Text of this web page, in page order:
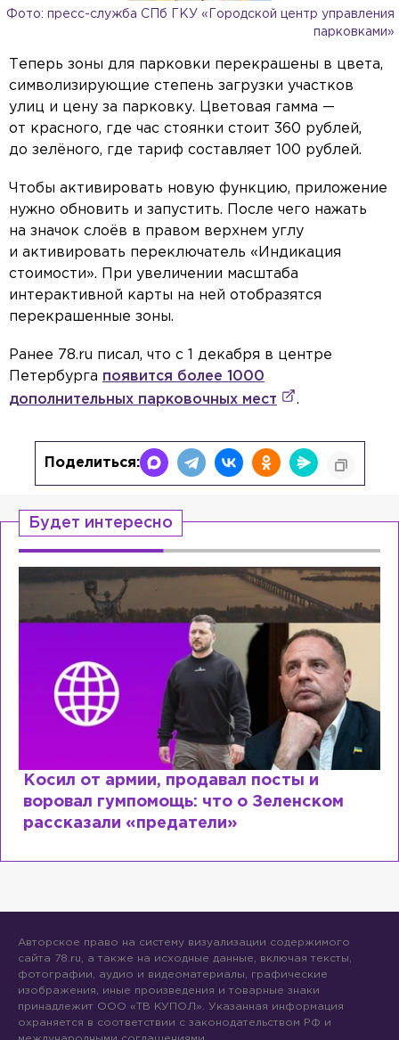
Фото: пресс-служба СПб ГКУ «Городской центр управления
парковками»
Теперь зоны для парковки перекрашены в цвета,
символизирующие степень загрузки участков
улиц и цену за парковку. Цветовая гамма —
от красного, где час стоянки стоит 360 рублей,
до зелёного, где тариф составляет 100 рублей.
Чтобы активировать новую функцию, приложение
нужно обновить и запустить. После чего нажать
на значок слоёв в правом верхнем углу
и активировать переключатель «Индикация
стоимости». При увеличении масштаба
интерактивной карты на ней отобразятся
перекрашенные зоны.
Ранее 78.ru писал, что с
1 декабря в центре
Петербурга появится более 1000
дополнительных парковочных мест
.
Поделиться:
Будет интересно
Рыдает из-за мужа, но опять флиртует с
Лазаревым: как Лера Кудрявцева
сходит с ума
Авторское право на систему визуализации содержимого
сайта 78.ru, а также на исходные данные, включая тексты,
фотографии, аудио и видеоматериалы, графические
изображения, иные произведения и товарные знаки
принадлежит ООО «ТВ КУПОЛ». Указанная информация
охраняется в соответствии с законодательством РФ и